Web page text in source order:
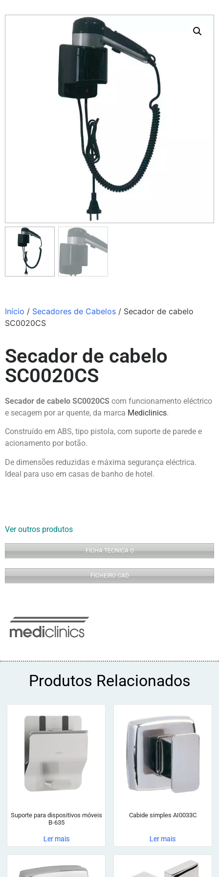
Início / Secadores de Cabelos / Secador de cabelo
SC0020CS
Secador de cabelo
SC0020CS
Secador de cabelo SC0020CS com funcionamento eléctrico
e secagem por ar quente, da marca Mediclinics.
Construído em ABS, tipo pistola, com suporte de parede e
acionamento por botão.
De dimensões reduzidas e máxima segurança eléctrica.
Ideal para uso em casas de banho de hotel.
Ver outros produtos
FICHA TECNICA O
FICHEIRO CAD
Produtos Relacionados
Suporte para dispositivos móveis
B-635
Ler mais
Cabide simples AI0033C
Ler mais